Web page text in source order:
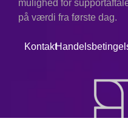
mulighed for
på værdi fra første dag.
Kontakt